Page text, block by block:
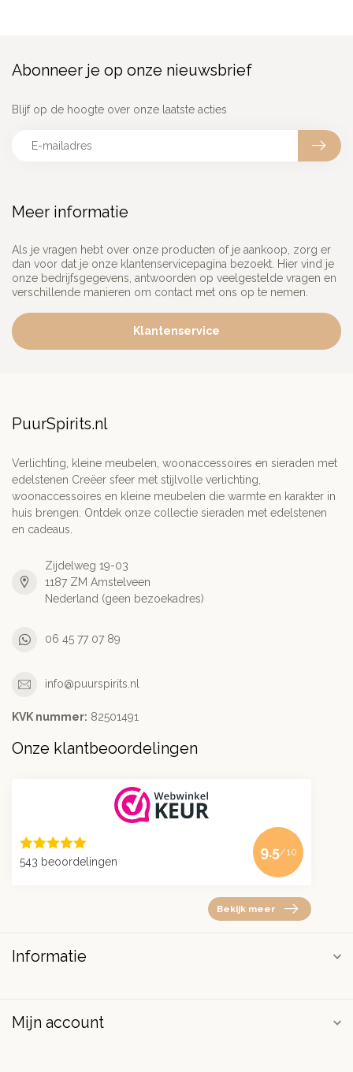
Meer informatie
Als je vragen hebt over onze producten of je aankoop, zorg er
dan voor dat je onze klantenservicepagina bezoekt. Hier vind je
onze bedrijfsgegevens, antwoorden op veelgestelde vragen en
verschillende manieren om contact met ons op te nemen.
Klantenservice
Abonneer je op onze nieuwsbrief
Blijf op de hoogte over onze laatste acties
PuurSpirits.nl
Verlichting, kleine meubelen, woonaccessoires en sieraden met
edelstenen Creëer sfeer met stijlvolle verlichting,
woonaccessoires en kleine meubelen die warmte en karakter in
huis brengen. Ontdek onze collectie sieraden met edelstenen
en cadeaus.
Zijdelweg 19-03
1187 ZM Amstelveen
Nederland (geen bezoekadres)
06 45 77 07 89
info@puurspirits.nl
KVK nummer: 82501491
Onze klantbeoordelingen
543 beoordelingen
9.5/10
Bekijk meer
Informatie
Mijn account